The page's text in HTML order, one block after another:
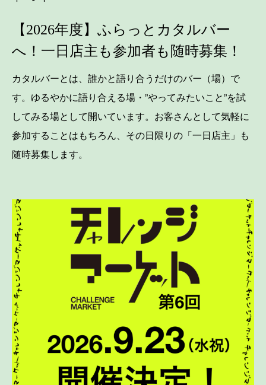
【2026年度】ふらっとカタルバー
へ！一日店主も参加者も随時募集！
カタルバーとは、誰かと語り合うだけのバー（場）で
す。ゆるやかに語り合える場・”やってみたいこと”を試
してみる場として開いています。お客さんとして気軽に
参加することはもちろん、その日限りの「一日店主」も
随時募集します。